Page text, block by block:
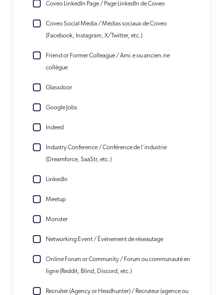
Coveo LinkedIn Page / Page LinkedIn de Coveo
Coveo Social Media / Médias sociaux de Coveo
(Facebook, Instagram, X/Twitter, etc.)
Friend or Former Colleague / Ami.e ou ancien.ne
collègue
Glassdoor
Google Jobs
Indeed
Industry Conference / Conférence de l'industrie
(Dreamforce, SaaStr, etc.)
LinkedIn
Meetup
Monster
Networking Event / Événement de réseautage
Online Forum or Community / Forum ou communauté en
ligne (Reddit, Blind, Discord, etc.)
Recruiter (Agency or Headhunter) / Recruteur (agence ou